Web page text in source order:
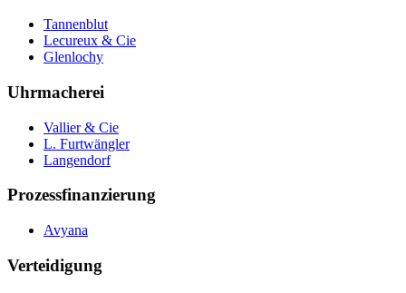
Tannenblut
Lecureux & Cie
Glenlochy
Uhrmacherei
Vallier & Cie
L. Furtwängler
Langendorf
Prozessfinanzierung
Avyana
Verteidigung